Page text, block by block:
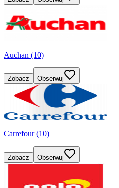
Auchan (10)
Zobacz Obserwuj
Carrefour (10)
Zobacz Obserwuj